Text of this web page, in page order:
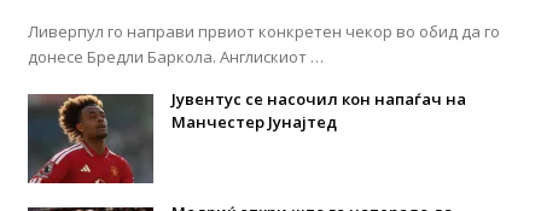
Ливерпул го направи првиот конкретен чекор во обид да го
донесе Бредли Баркола. Англискиот …
Јувентус се насочил кон напаѓач на
Манчестер Јунајтед